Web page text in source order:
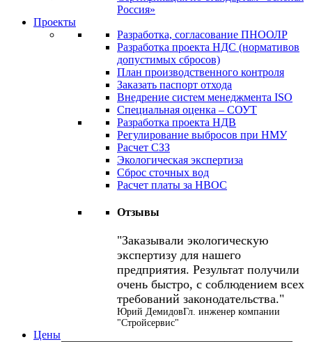
Россия»
Проекты
Разработка, согласование ПНООЛР
Разработка проекта НДС (нормативов
допустимых сбросов)
План производственного контроля
Заказать паспорт отхода
Внедрение систем менеджмента ISO
Специальная оценка – СОУТ
Разработка проекта НДВ
Регулирование выбросов при НМУ
Расчет СЗЗ
Экологическая экспертиза
Сброс сточных вод
Расчет платы за НВОС
Отзывы
Заказывали экологическую
экспертизу для нашего
предприятия. Результат получили
очень быстро, с соблюдением всех
требований законодательства.
Юрий ДемидовГл. инженер компании
"Стройсервис"
Цены